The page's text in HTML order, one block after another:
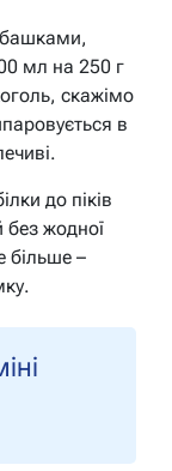
мл на 250 г
скажімо
в
до піків
без жодної
більше –